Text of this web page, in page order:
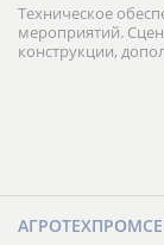
Техническое
мероприятий.
конструкции,